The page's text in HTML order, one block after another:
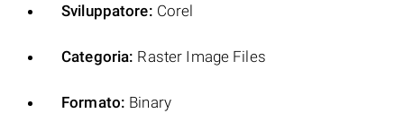
Sviluppatore: Corel
Categoria: Raster Image Files
Formato: Binary